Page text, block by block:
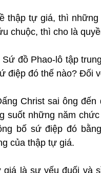
thập tự giá, thì
chuộc, thì cho là
đồ Phao-lô tập
điệp đó thế nào? Đối
Christ sai ông
suốt những năm
bố sứ điệp đó
của thập tự giá.
là sự yếu đuối và